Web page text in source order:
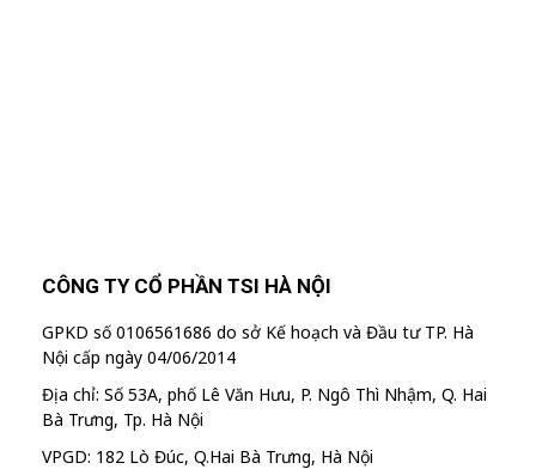
CÔNG TY CỔ PHẦN TSI HÀ NỘI
GPKD số 0106561686 do sở Kế hoạch và Đầu tư TP. Hà
Nội cấp ngày 04/06/2014
Địa chỉ: Số 53A, phố Lê Văn Hưu, P. Ngô Thì Nhậm, Q. Hai
Bà Trưng, Tp. Hà Nội
VPGD: 182 Lò Đúc, Q.Hai Bà Trưng, Hà Nội